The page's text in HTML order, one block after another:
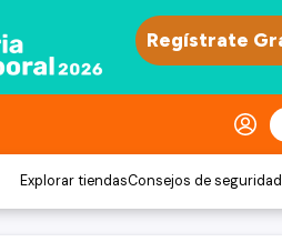
Explorar tiendasConsejos de seguridad